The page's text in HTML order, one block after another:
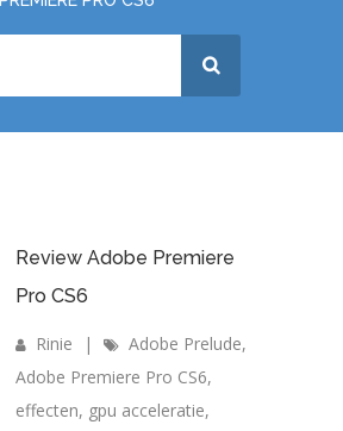
Review Adobe Premiere
Pro CS6
Rinie | Adobe Prelude,
Adobe Premiere Pro CS6,
effecten, gpu acceleratie,